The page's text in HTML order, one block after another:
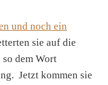
und noch ein
sie auf die
dem Wort
Jetzt kommen sie